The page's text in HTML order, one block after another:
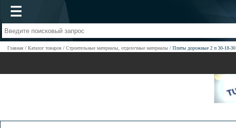
Главная Каталог товаров Строительные материалы, отделочные материалы Плиты дорожные 2 п 30-18-30